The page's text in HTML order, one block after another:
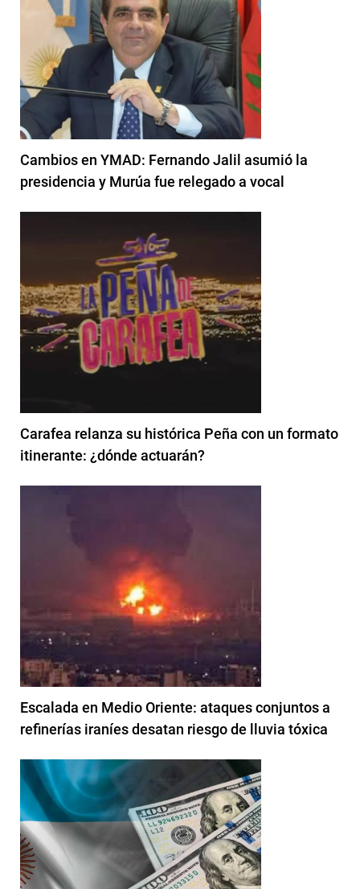
Cambios en YMAD: Fernando Jalil asumió la
presidencia y Murúa fue relegado a vocal
Carafea relanza su histórica Peña con un formato
itinerante: ¿dónde actuarán?
Escalada en Medio Oriente: ataques conjuntos a
refinerías iraníes desatan riesgo de lluvia tóxica